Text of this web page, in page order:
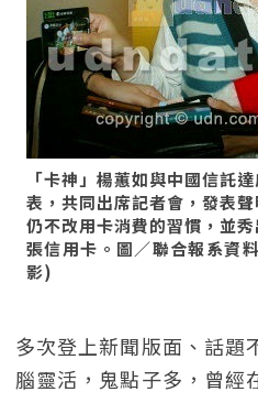
「卡神」楊蕙如與中國信託
表，共同出席記者會，發表
仍不改用卡消費的習慣，並
張信用卡。圖／聯合報系資
影)
多次登上新聞版面、話題
腦靈活，鬼點子多，曾經